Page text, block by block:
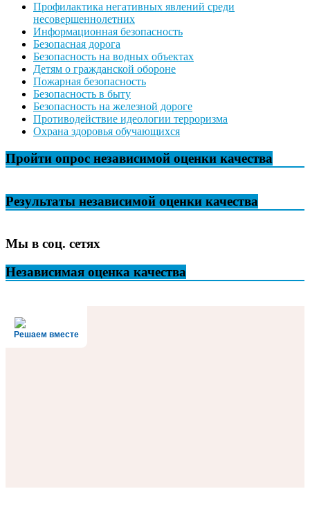
Профилактика негативных явлений среди
несовершеннолетних
Информационная безопасность
Безопасная дорога
Безопасность на водных объектах
Детям о гражданской обороне
Пожарная безопасность
Безопасность в быту
Безопасность на железной дороге
Противодействие идеологии терроризма
Охрана здоровья обучающихся
Пройти опрос независимой оценки качества
Результаты независимой оценки качества
Мы в соц. сетях
Независимая оценка качества
Решаем вместе